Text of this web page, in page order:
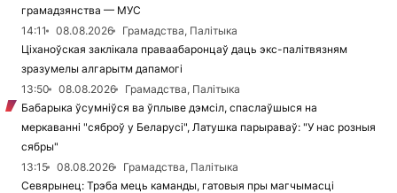
грамадзянства — МУС
14:11
08.08.2026
Грамадства, Палітыка
Ціханоўская заклікала праваабаронцаў даць экс-палітвязням
зразумелы алгарытм дапамогі
13:50
08.08.2026
Грамадства, Палітыка
Бабарыка ўсумніўся ва ўплыве дэмсіл, спаслаўшыся на
меркаванні "сяброў у Беларусі", Латушка парыраваў: "У нас розныя
сябры"
13:15
08.08.2026
Грамадства, Палітыка
Севярынец: Трэба мець каманды, гатовыя пры магчымасці